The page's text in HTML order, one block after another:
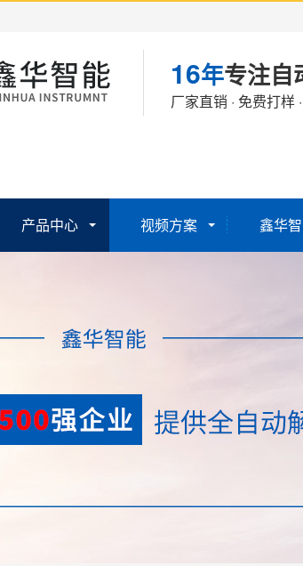
16年专注自
厂家直销 · 免费打样
产品中心 视频方案 鑫华